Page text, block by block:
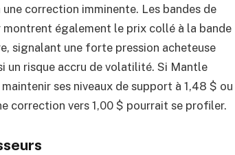
une correction imminente. Les bandes de
montrent également le prix collé à la bande
signalant une forte pression acheteuse
un risque accru de volatilité. Si Mantle
maintenir ses niveaux de support à 1,48 $ ou
correction vers 1,00 $ pourrait se profiler.